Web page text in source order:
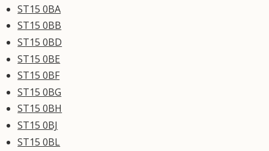
ST15 0BA
ST15 0BB
ST15 0BD
ST15 0BE
ST15 0BF
ST15 0BG
ST15 0BH
ST15 0BJ
ST15 0BL